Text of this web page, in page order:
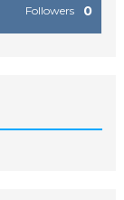
0
Followers